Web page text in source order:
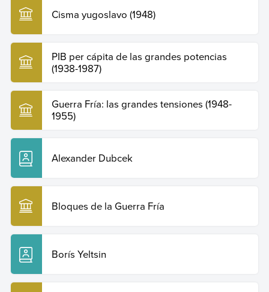
Cisma yugoslavo (1948)
PIB per cápita de las grandes potencias
(1938-1987)
Guerra Fría: las grandes tensiones (1948-
1955)
Alexander Dubcek
Bloques de la Guerra Fría
Borís Yeltsin